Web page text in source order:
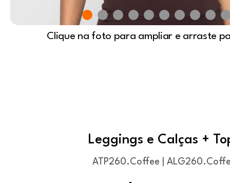
Clique na foto para ampliar e arraste
Leggings e Calças +
ATP260.Coffee |